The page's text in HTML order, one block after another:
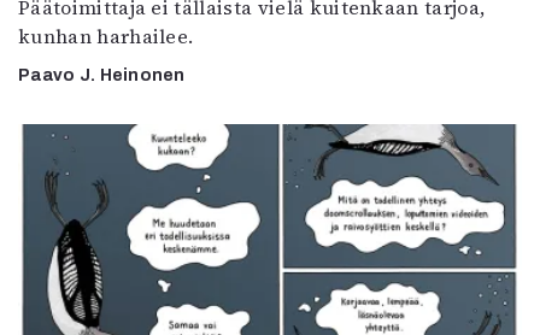
Päätoimittaja ei tällaista vielä kuitenkaan tarjoa,
kunhan harhailee.
Paavo J. Heinonen